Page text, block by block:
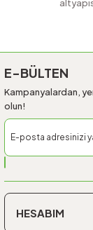
E-BÜLTEN
Kampanyalardan,
olun!
HESABIM